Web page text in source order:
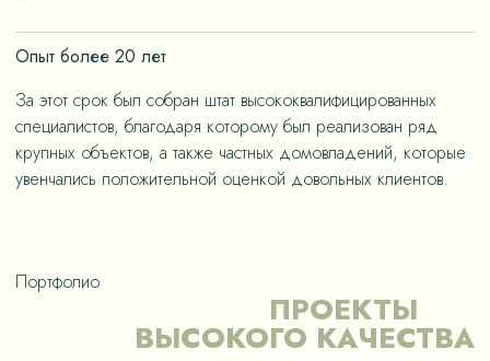
Опыт более 20 лет
За этот срок был собран штат высококвалифицированных
специалистов, благодаря которому был реализован ряд
крупных объектов, а также частных домовладений, которые
увенчались положительной оценкой довольных клиентов.
Портфолио
ПРОЕКТЫ
ВЫСОКОГО КАЧЕСТВА